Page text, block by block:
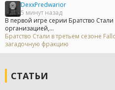
DexxPredwarior
5 минут назад
В первой игре серии Братство
организацией,...
Братство Стали в третьем сезоне
загадочную фракцию
СТАТЬИ